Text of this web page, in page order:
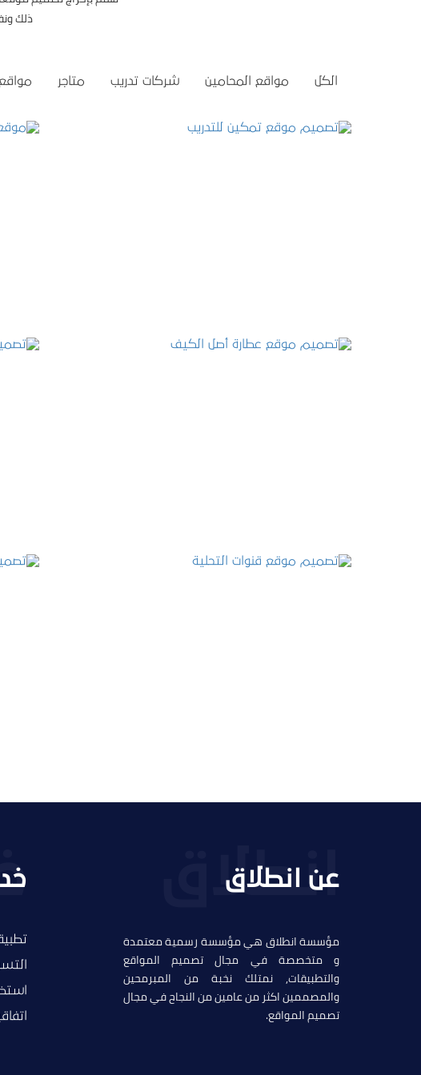
ذلك
الكل مواقع المحامين شركات تدريب متاجر
عن انطلاق
مؤسسة انطلاق هي مؤسسة رسمية معتمدة
و متخصصة في مجال تصميم المواقع
والتطبيقات, نمتلك نخبة من المبرمحين
والمصممين اكثر من عامين من النجاح في مجال
تصميم المواقع.